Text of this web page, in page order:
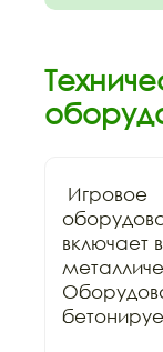
Игровое
включает